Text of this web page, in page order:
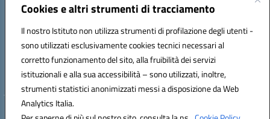
Cookies e altri strumenti di tracciamento
Il nostro Istituto non utilizza strumenti di profilazione degli utenti -
sono utilizzati esclusivamente cookies tecnici necessari al
corretto funzionamento del sito, alla fruibilità dei servizi
istituzionali e alla sua accessibilità – sono utilizzati, inoltre,
strumenti statistici anonimizzati messi a disposizione da Web
Analytics Italia.
Indirizzo:Via Rimembranza,33 – 81020 Casapulla (CE)
Posta elettronica certificata (PEC):ceic82800v@pec.istruzione.it
Codice fiscale: 94007130613
Codice meccanografico: CEIC82800V
Hosting & Powered by 3D Solution S.r.l.